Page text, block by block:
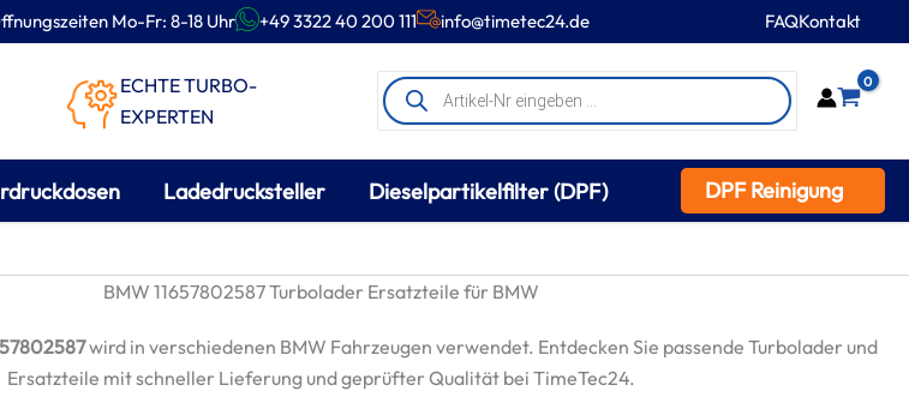
Mo-Fr: 8-18 Uhr +49 3322 40 200 111 info@timetec24.de FAQKontakt
ECHTE TURBO-
EXPERTEN
Products
search
0
Ladedrucksteller Dieselpartikelfilter (DPF) DPF Reinigung
BMW 11657802587 Turbolader Ersatzteile für BMW
wird in verschiedenen BMW Fahrzeugen verwendet. Entdecken Sie passende Turbolader und
Ersatzteile mit schneller Lieferung und geprüfter Qualität bei TimeTec24.